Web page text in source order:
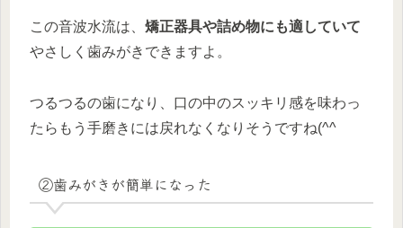
この音波水流は、 矯正器具や詰め物にも適していて
やさしく歯みがきできますよ。
つるつるの歯になり、口の中のスッキリ感を味わっ
たらもう手磨きには戻れなくなりそうですね(^^
②歯みがきが簡単になった